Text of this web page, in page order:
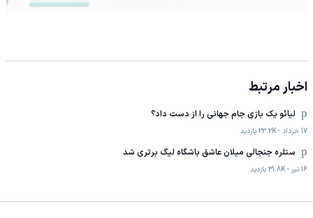
اخبار مرتبط
لیائو یک بازی جام جهانی را از دست داد؟
17 خرداد -
23.2K بازدید
ستلره جنجالی میلان عاشق باشگاه لیگ برتری شد
16 تیر -
31.8K بازدید